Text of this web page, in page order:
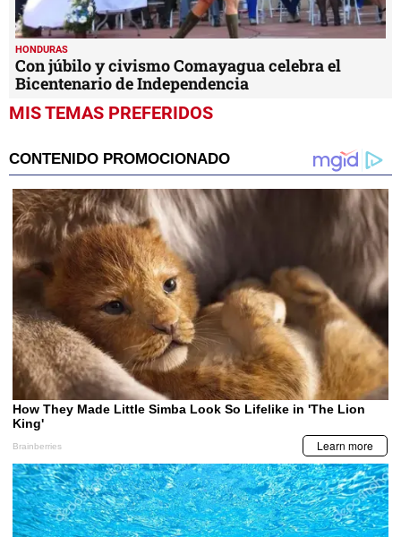
HONDURAS
Con júbilo y civismo Comayagua celebra el
Bicentenario de Independencia
MIS TEMAS PREFERIDOS